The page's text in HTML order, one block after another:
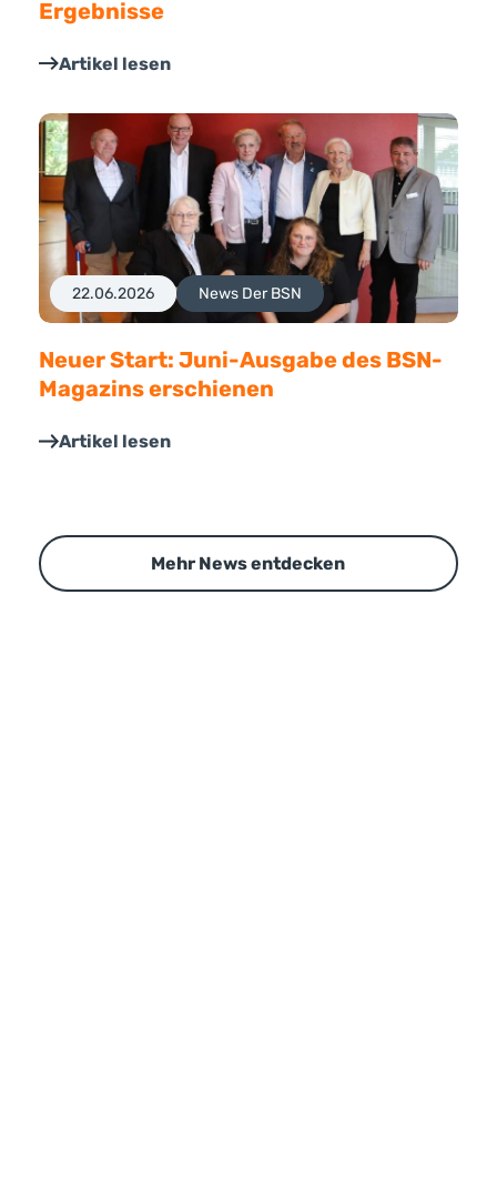
Ergebnisse
Artikel lesen
22.06.2026 News Der BSN
Neuer Start: Juni-Ausgabe des BSN-
Magazins erschienen
Artikel lesen
Mehr News entdecken